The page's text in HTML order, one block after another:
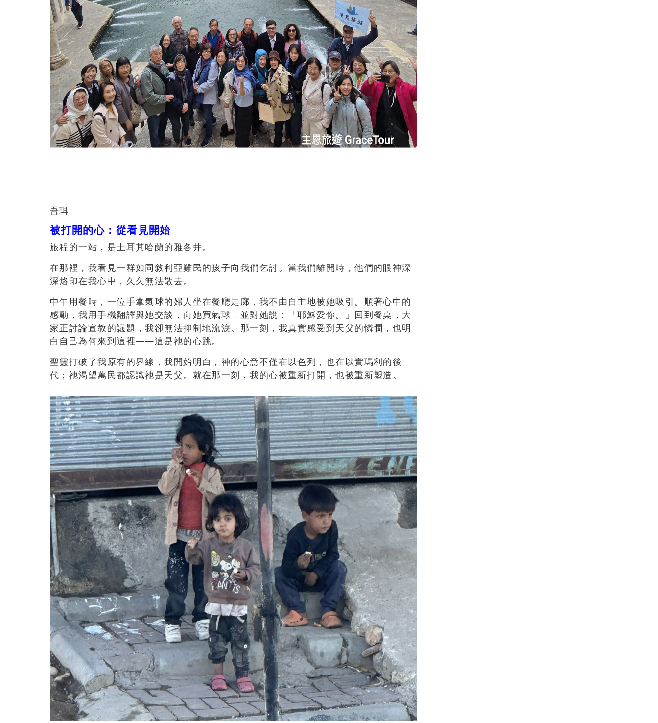
吾珥
被打開的心：從看見開始
旅程的一站，是土耳其哈蘭的雅各井。
在那裡，我看見一群如同敘利亞難民的孩子向我們乞討。當我們離開時，他們的眼神深
深烙印在我心中，久久無法散去。
中午用餐時，一位手拿氣球的婦人坐在餐廳走廊，我不由自主地被她吸引。順著心中的
感動，我用手機翻譯與她交談，向她買氣球，並對她說：「耶穌愛你。」回到餐桌，大
家正討論宣教的議題，我卻無法抑制地流淚。那一刻，我真實感受到天父的憐憫，也明
白自己為何來到這裡——這是祂的心跳。
聖靈打破了我原有的界線，我開始明白，神的心意不僅在以色列，也在以實瑪利的後
代；祂渴望萬民都認識祂是天父。就在那一刻，我的心被重新打開，也被重新塑造。